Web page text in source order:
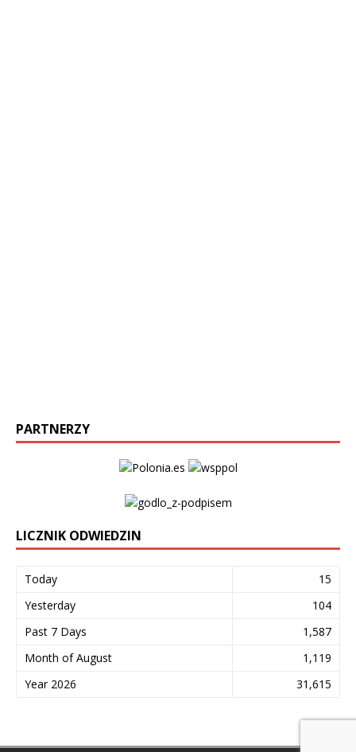
PARTNERZY
LICZNIK ODWIEDZIN
Today
15
Yesterday
104
Past 7 Days
1,587
Month of August
1,119
Year 2026
31,615